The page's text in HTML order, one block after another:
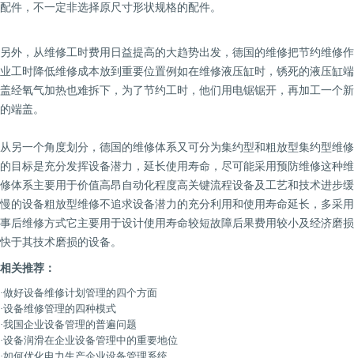
配件，不一定非选择原尺寸形状规格的配件。
另外，从维修工时费用日益提高的大趋势出发，德国的维修把节约维修作
业工时降低维修成本放到重要位置例如在维修液压缸时，锈死的液压缸端
盖经氧气加热也难拆下，为了节约工时，他们用电锯锯开，再加工一个新
的端盖。
从另一个角度划分，德国的维修体系又可分为集约型和粗放型集约型维修
的目标是充分发挥设备潜力，延长使用寿命，尽可能采用预防维修这种维
修体系主要用于价值高昂自动化程度高关键流程设备及工艺和技术进步缓
慢的设备粗放型维修不追求设备潜力的充分利用和使用寿命延长，多采用
事后维修方式它主要用于设计使用寿命较短故障后果费用较小及经济磨损
快于其技术磨损的设备。
相关推荐：
·做好设备维修计划管理的四个方面
·设备维修管理的四种模式
·我国企业设备管理的普遍问题
·设备润滑在企业设备管理中的重要地位